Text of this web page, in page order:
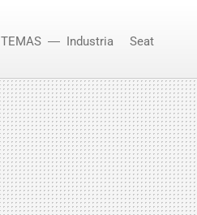
TEMAS Industria Seat